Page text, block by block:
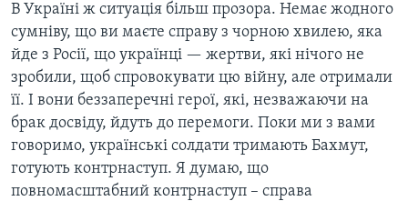
В Україні ж ситуація більш прозора. Немає жодного
сумніву, що ви маєте справу з чорною хвилею, яка
йде з Росії, що українці — жертви, які нічого не
зробили, щоб спровокувати цю війну, але отримали
її. І вони беззаперечні герої, які, незважаючи на
брак досвіду, йдуть до перемоги. Поки ми з вами
говоримо, українські солдати тримають Бахмут,
готують контрнаступ. Я думаю, що
повномасштабний контрнаступ – справа